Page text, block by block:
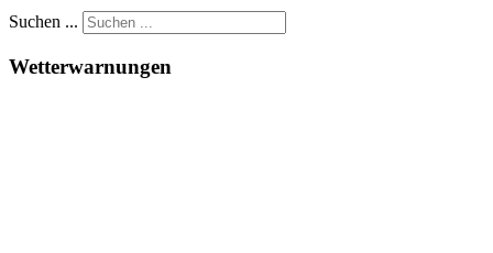
Suchen ...
Wetterwarnungen